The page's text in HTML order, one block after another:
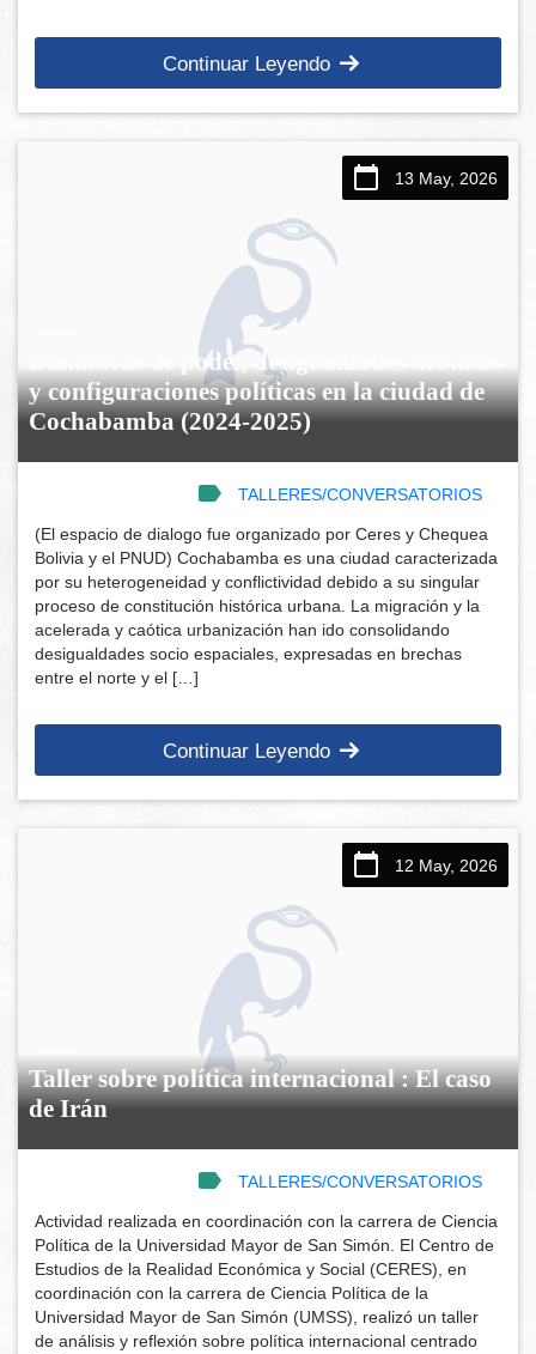
Continuar Leyendo
13 May, 2026
Dinámicas de poder, desigualdades urbanas
y configuraciones políticas en la ciudad de
Cochabamba (2024-2025)
TALLERES/CONVERSATORIOS
(El espacio de dialogo fue organizado por Ceres y Chequea
Bolivia y el PNUD) Cochabamba es una ciudad caracterizada
por su heterogeneidad y conflictividad debido a su singular
proceso de constitución histórica urbana. La migración y la
acelerada y caótica urbanización han ido consolidando
desigualdades socio espaciales, expresadas en brechas
entre el norte y el […]
Continuar Leyendo
12 May, 2026
Taller sobre política internacional : El caso
de Irán
TALLERES/CONVERSATORIOS
Actividad realizada en coordinación con la carrera de Ciencia
Política de la Universidad Mayor de San Simón. El Centro de
Estudios de la Realidad Económica y Social (CERES), en
coordinación con la carrera de Ciencia Política de la
Universidad Mayor de San Simón (UMSS), realizó un taller
de análisis y reflexión sobre política internacional centrado